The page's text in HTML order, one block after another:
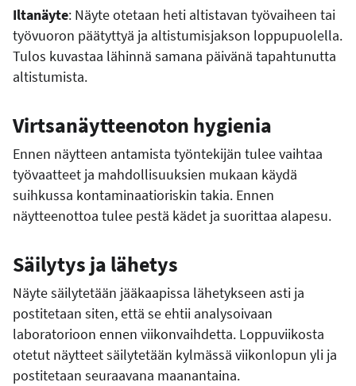
Iltanäyte: Näyte otetaan heti altistavan työvaiheen tai
työvuoron päätyttyä ja altistumisjakson loppupuolella.
Tulos kuvastaa lähinnä samana päivänä tapahtunutta
altistumista.
Virtsanäytteenoton hygienia
Ennen näytteen antamista työntekijän tulee vaihtaa
työvaatteet ja mahdollisuuksien mukaan käydä
suihkussa kontaminaatioriskin takia. Ennen
näytteenottoa tulee pestä kädet ja suorittaa alapesu.
Säilytys ja lähetys
Näyte säilytetään jääkaapissa lähetykseen asti ja
postitetaan siten, että se ehtii analysoivaan
laboratorioon ennen viikonvaihdetta. Loppuviikosta
otetut näytteet säilytetään kylmässä viikonlopun yli ja
postitetaan seuraavana maanantaina.